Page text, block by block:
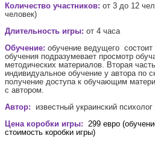
Количество участников: от 3 до 12
человек)
Длительность игры: от 4 часа
Обучение: обучение ведущего
обучения подразумевает просмотр
методических материалов. Вторая
индивидуальное обучение у автора по
получение доступа к обучающим
с автором.
Автор:
известный украинский
Цена коробки игры:
299 евро
стоимость коробки игры)